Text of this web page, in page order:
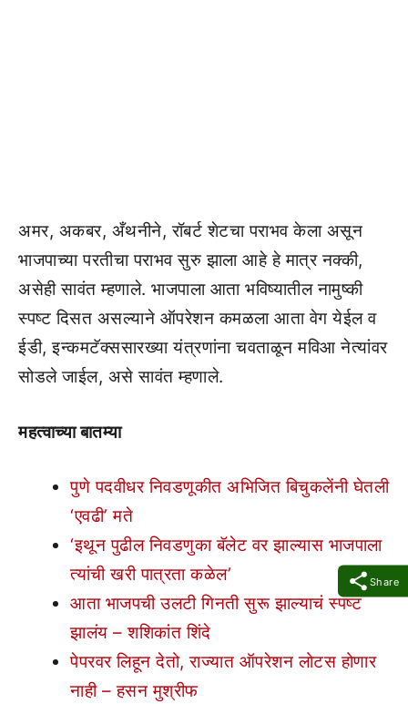
Share
अमर, अकबर, अँथनीने, रॉबर्ट शेटचा पराभव केला असून
भाजपाच्या परतीचा पराभव सुरु झाला आहे हे मात्र नक्की,
असेही सावंत म्हणाले. भाजपाला आता भविष्यातील नामुष्की
स्पष्ट दिसत असल्याने ऑपरेशन कमळला आता वेग येईल व
ईडी, इन्कमटॅक्ससारख्या यंत्रणांना चवताळून मविआ नेत्यांवर
सोडले जाईल, असे सावंत म्हणाले.
महत्वाच्या बातम्या
पुणे पदवीधर निवडणूकीत अभिजित बिचुकलेंनी घेतली
‘एवढी’ मते
‘इथून पुढील निवडणुका बॅलेट वर झाल्यास भाजपाला
त्यांची खरी पात्रता कळेल’
आता भाजपची उलटी गिनती सुरू झाल्याचं स्पष्ट
झालंय – शशिकांत शिंदे
पेपरवर लिहून देतो, राज्यात ऑपरेशन लोटस होणार
नाही – हसन मुश्रीफ